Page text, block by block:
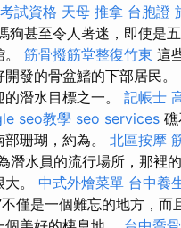
試資格 天母 推拿 台胞證
狗甚至令人著迷，即使是
筋骨撥筋堂整復竹東 這
開發的骨盆鰭的下部居民
潛水目標之一。 記帳士
seo教學 seo services
珊瑚，約為。 北區按摩
潛水員的流行場所，那裡
。 中式外燴菜單 台中養
不僅是一個難忘的地方，而